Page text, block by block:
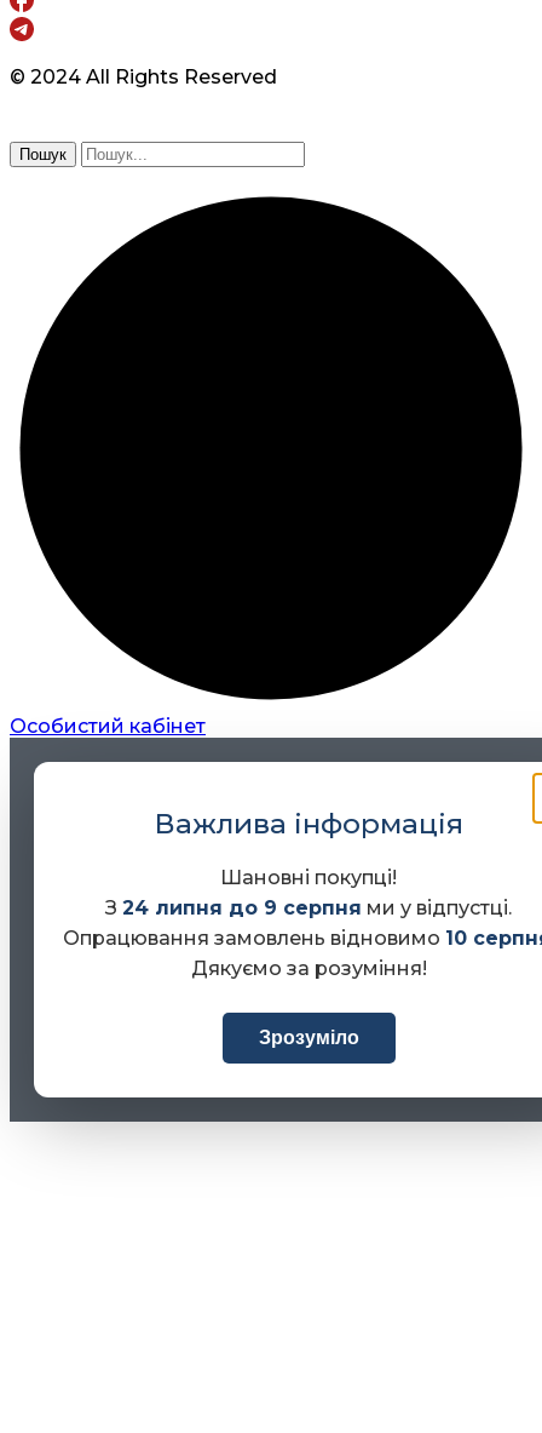
© 2024 All Rights Reserved
Пошук
Особистий кабінет
Важлива інформація
Шановні покупці!
З24 липня до 9 серпня ми у відпустці.
Опрацювання замовлень відновимо 10
Дякуємо за розуміння!
Зрозуміло